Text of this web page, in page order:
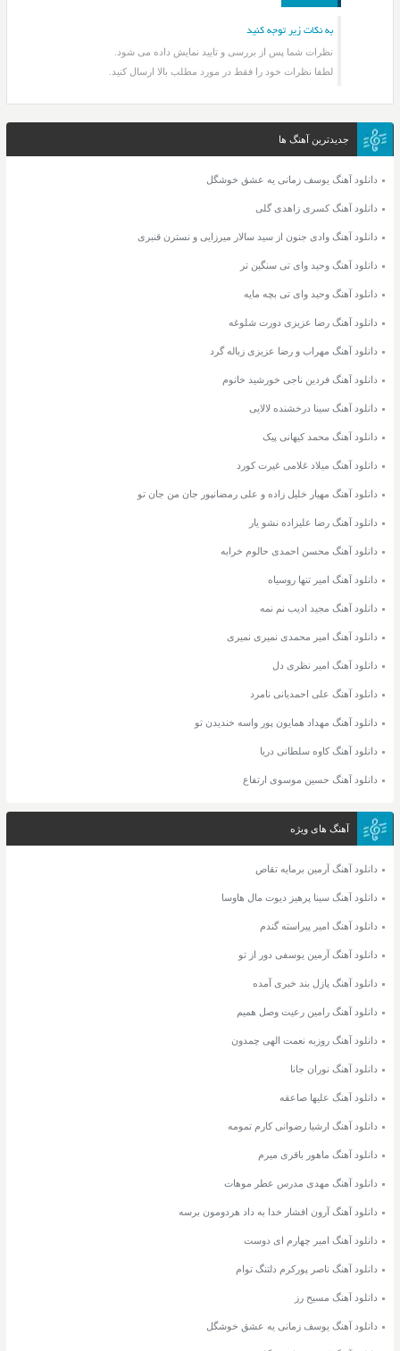
به نکات زیر توجه کنید
نظرات شما پس از بررسی و تایید نمایش داده می شود.
لطفا نظرات خود را فقط در مورد مطلب بالا ارسال کنید.
جدیدترین آهنگ ها
دانلود آهنگ یوسف زمانی یه عشق خوشگل
دانلود آهنگ کسری زاهدی گلی
دانلود آهنگ وادی جنون از سید سالار میرزایی و نسترن قنبری
دانلود آهنگ وحید وای تی سنگین تر
دانلود آهنگ وحید وای تی بچه مایه
دانلود آهنگ رضا عزیزی دورت شلوغه
دانلود آهنگ مهراب و رضا عزیزی زباله گرد
دانلود آهنگ فردین ناجی خورشید خانوم
دانلود آهنگ سینا درخشنده لالایی
دانلود آهنگ محمد کیهانی پیک
دانلود آهنگ میلاد غلامی غیرت کورد
دانلود آهنگ مهیار خلیل زاده و علی رمضانپور جان من جان تو
دانلود آهنگ رضا علیزاده نشو یار
دانلود آهنگ محسن احمدی حالوم خرابه
دانلود آهنگ امیر تنها روسیاه
دانلود آهنگ مجید ادیب نم نمه
دانلود آهنگ امیر محمدی نمیری نمیری
دانلود آهنگ امیر نظری دل
دانلود آهنگ علی احمدیانی نامرد
دانلود آهنگ مهداد همایون پور واسه خندیدن تو
دانلود آهنگ کاوه سلطانی دریا
دانلود آهنگ حسین موسوی ارتفاع
آهنگ های ویژه
دانلود آهنگ آرمین برمایه تقاص
دانلود آهنگ سینا پرهیز دیوت مال هاوسا
دانلود آهنگ امیر پیراسته گندم
دانلود آهنگ آرمین یوسفی دور از تو
دانلود آهنگ پازل بند خبری آمده
دانلود آهنگ رامین رعیت وصل همیم
دانلود آهنگ روزبه نعمت الهی چمدون
دانلود آهنگ نوران جانا
دانلود آهنگ علیها صاعقه
دانلود آهنگ ارشیا رضوانی کارم تمومه
دانلود آهنگ ماهور باقری میرم
دانلود آهنگ مهدی مدرس عطر موهات
دانلود آهنگ آرون افشار خدا به داد هردومون برسه
دانلود آهنگ امیر چهارم ای دوست
دانلود آهنگ ناصر پورکرم دلتنگ توام
دانلود آهنگ مسیح رز
دانلود آهنگ یوسف زمانی یه عشق خوشگل